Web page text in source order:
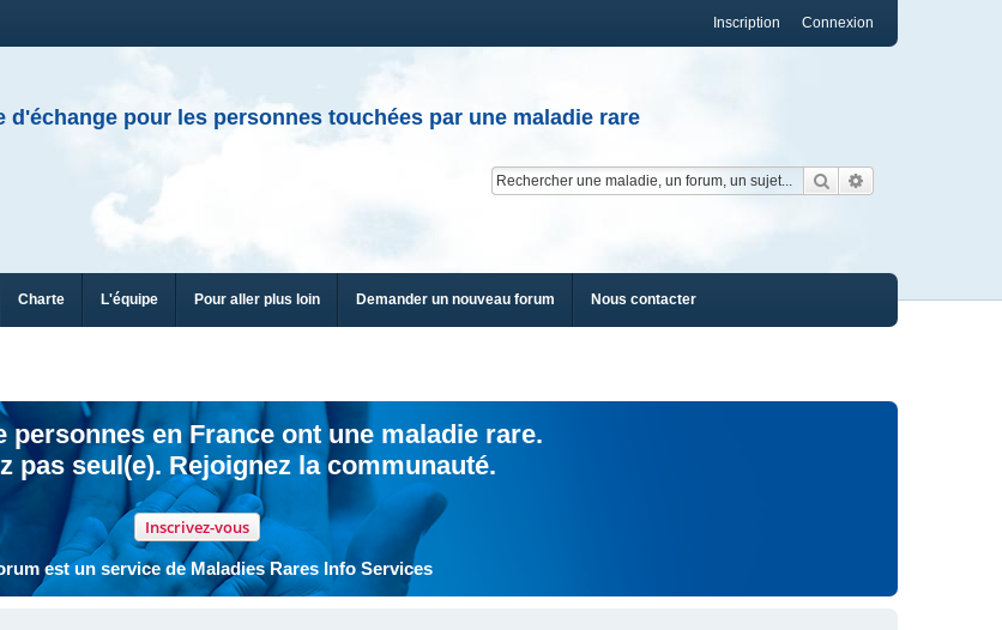
Connexion
Inscription
d'échange pour les personnes touchées par une maladie rare
Rechercher
Charte L'équipe Pour aller plus loin Demander un nouveau forum Nous contacter
personnes en France ont une maladie rare.
pas seul(e). Rejoignez la communauté.
Inscrivez-vous
est un service de Maladies Rares Info Services